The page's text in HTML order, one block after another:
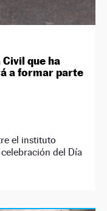
que ha
a formar parte
el instituto
del Día